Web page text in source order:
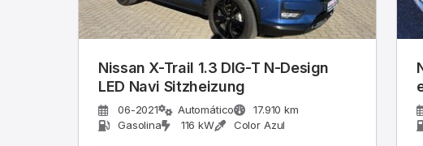
Nissan X-Trail 1.3 DIG-T N-Design
LED Navi Sitzheizung
06-2021 Automático
17.910 km
Gasolina
116 kW Color Azul